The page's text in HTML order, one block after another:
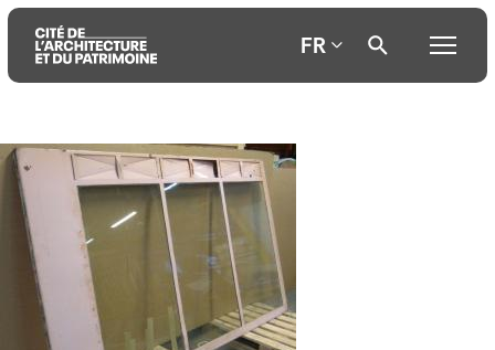
Aller
au
contenu
principal
Aller
au
menu
principal
Aller
recherche
FR